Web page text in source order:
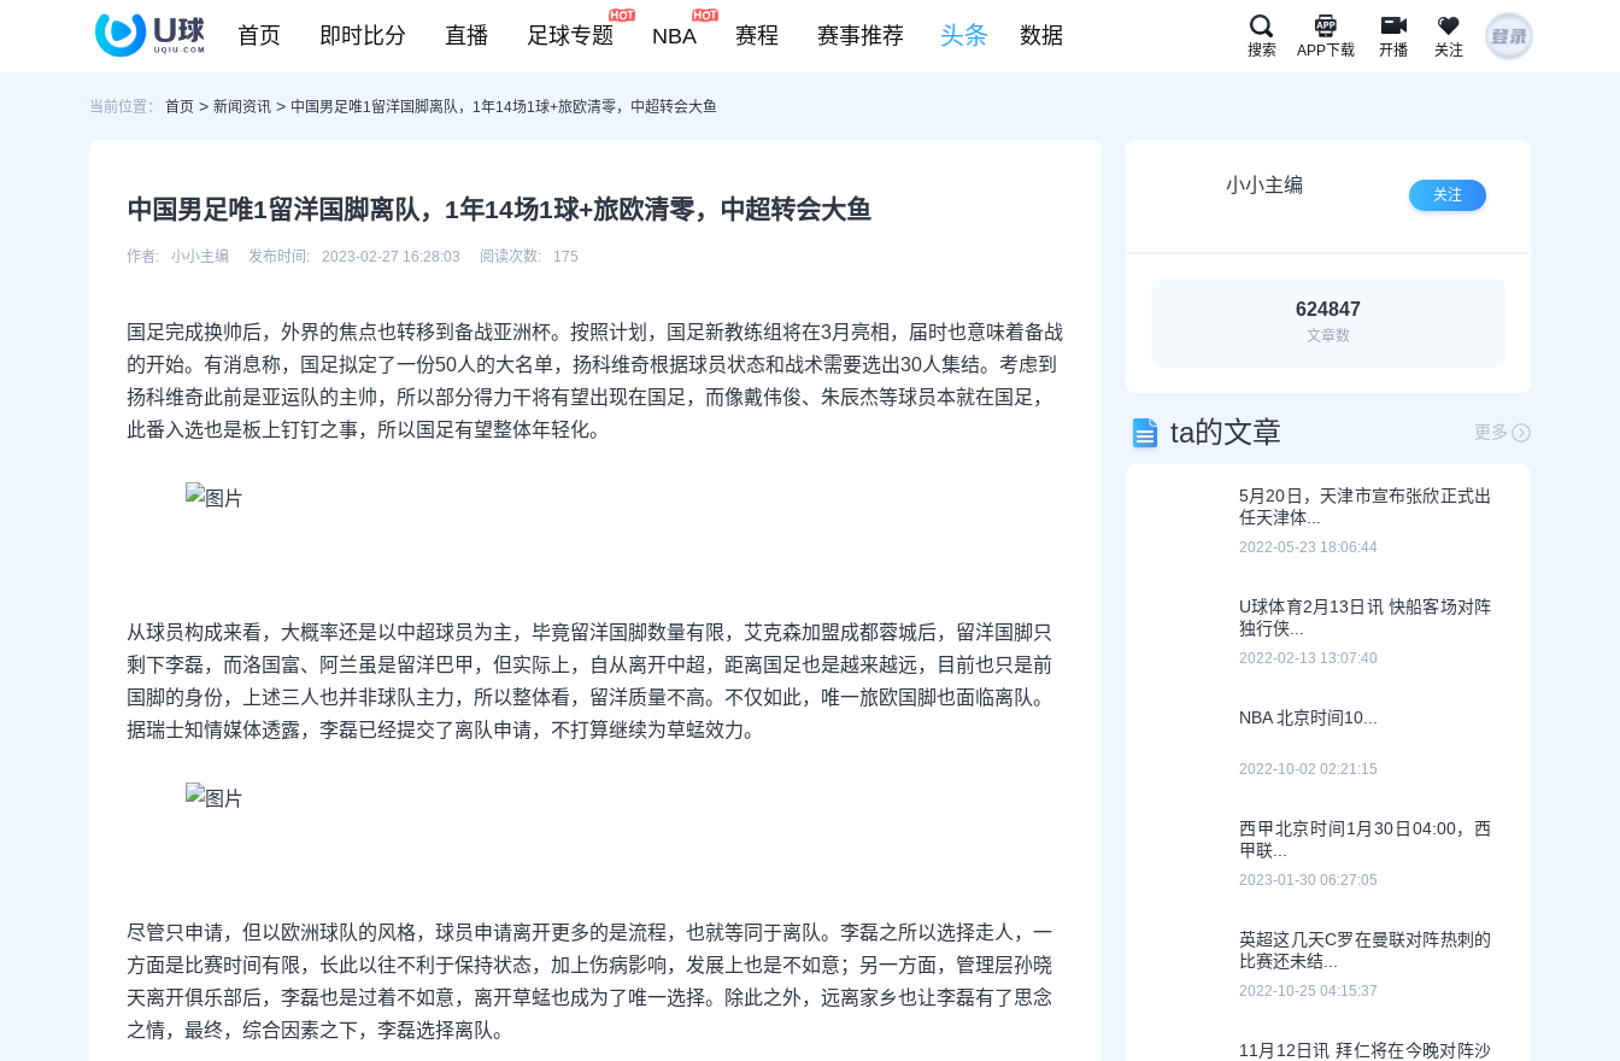
首页 即时比分
足球 比分
电竞比分
欧冠
德甲
NBA
NCAA
DOTA2
KOG
直播
CBA
DOTA2
KOG
足球专题 NBA 赛程 赛事推荐
足球推荐
头条
头条
数据
足球资料库
搜索 APP下载 开播 关注
当前位置： 首页 > 新闻资讯 > 中国男足唯1留洋国脚离队，1年14场1球+旅欧清零，中超转会大鱼
中国男足唯1留洋国脚离队，1年14场1球+旅欧清零，中超转会大鱼
作者: 小小主编 发布时间: 2023-02-27 16:28:03 阅读次数: 175
国足完成换帅后，外界的焦点也转移到备战亚洲杯。按照计划，国足新教练组将在3月亮相，届时也意味着备战
的开始。有消息称，国足拟定了一份50人的大名单，扬科维奇根据球员状态和战术需要选出30人集结。考虑到
扬科维奇此前是亚运队的主帅，所以部分得力干将有望出现在国足，而像戴伟俊、朱辰杰等球员本就在国足，
此番入选也是板上钉钉之事，所以国足有望整体年轻化。
从球员构成来看，大概率还是以中超球员为主，毕竟留洋国脚数量有限，艾克森加盟成都蓉城后，留洋国脚只
剩下李磊，而洛国富、阿兰虽是留洋巴甲，但实际上，自从离开中超，距离国足也是越来越远，目前也只是前
国脚的身份，上述三人也并非球队主力，所以整体看，留洋质量不高。不仅如此，唯一旅欧国脚也面临离队。
据瑞士知情媒体透露，李磊已经提交了离队申请，不打算继续为草蜢效力。
尽管只申请，但以欧洲球队的风格，球员申请离开更多的是流程，也就等同于离队。李磊之所以选择走人，一
方面是比赛时间有限，长此以往不利于保持状态，加上伤病影响，发展上也是不如意；另一方面，管理层孙晓
天离开俱乐部后，李磊也是过着不如意，离开草蜢也成为了唯一选择。除此之外，远离家乡也让李磊有了思念
之情，最终，综合因素之下，李磊选择离队。
小小主编 关注
624847
文章数
ta的文章 更多
5月20日，天津市宣布张欣正式出
任天津体...
2022-05-23 18:06:44
U球体育2月13日讯 快船客场对阵
独行侠...
2022-02-13 13:07:40
NBA 北京时间10...
2022-10-02 02:21:15
西甲北京时间1月30日04:00，西
甲联...
2023-01-30 06:27:05
英超这几天C罗在曼联对阵热刺的
比赛还未结...
2022-10-25 04:15:37
11月12日讯 拜仁将在今晚对阵沙